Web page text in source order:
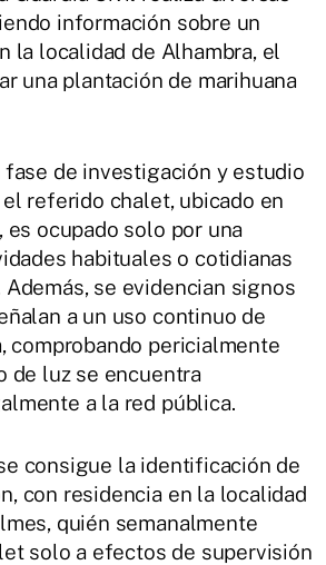
información sobre un
la localidad de Alhambra, el
una plantación de marihuana
fase de investigación y estudio
referido chalet, ubicado en
es ocupado solo por una
habituales o cotidianas
se evidencian signos
a un uso continuo de
comprobando pericialmente
de luz se encuentra
a la red pública.
consigue la identificación de
con residencia en la localidad
quién semanalmente
solo a efectos de supervisión